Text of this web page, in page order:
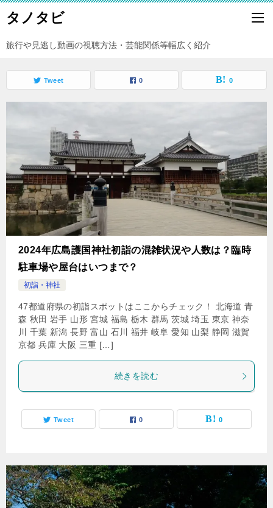
タノタビ
旅行や見逃し動画の視聴方法・芸能関係等幅広く紹介
Tweet 0 0
2024年広島護国神社初詣の混雑状況や人数は？臨時
駐車場や屋台はいつまで？
初詣・神社
47都道府県の初詣スポットはここからチェック！ 北海道 青
森 秋田 岩手 山形 宮城 福島 栃木 群馬 茨城 埼玉 東京 神奈
川 千葉 新潟 長野 富山 石川 福井 岐阜 愛知 山梨 静岡 滋賀
京都 兵庫 大阪 三重 […]
続きを読む
Tweet 0 0